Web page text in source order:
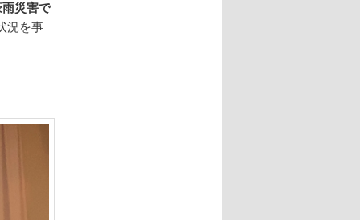
災害で
況を事